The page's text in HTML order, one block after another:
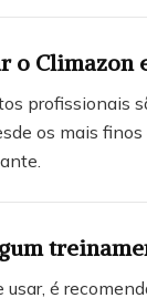
o Climazon
profissionais
os mais
usar, é